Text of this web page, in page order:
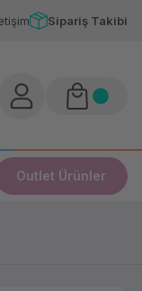
Sipariş Takibi
Outlet Ürünler